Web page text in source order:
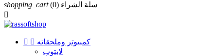
shopping_cart
سلة الشراء (0)

  كمبيوتر وملحقاته
لابتوب